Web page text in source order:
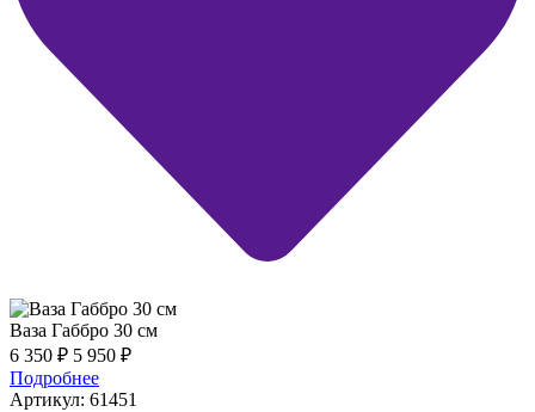
Ваза Габбро 30 см
6 350 ₽ 5 950 ₽
Подробнее
Артикул: 61451